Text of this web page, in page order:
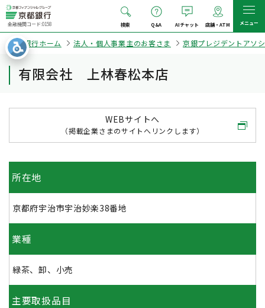
金融機関コード:0158 検索 Q&A AIチャット 店舗・ATM メニュー
京都銀行ホーム 法人・個人事業主のお客さま 京銀プレジデントアソ
有限会社 上林春松本店
WEBサイトへ
（掲載企業さまのサイトへリンクします）
所在地
京都府宇治市宇治妙楽38番地
業種
緑茶、卸、小売
主要取扱品目